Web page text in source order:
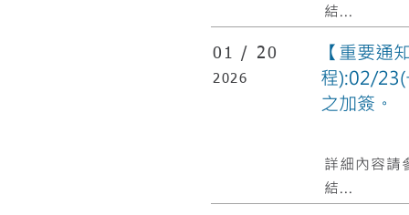
結...
01 / 20
2026
【重要通
程):02/
之加簽。
詳細內容請
結...